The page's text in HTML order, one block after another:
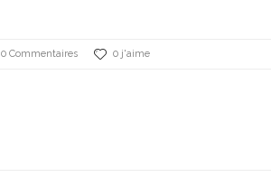
0 Commentaires 0 j'aime